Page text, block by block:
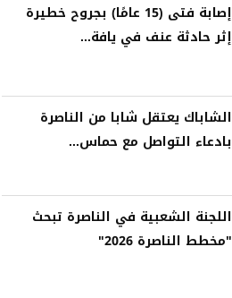
إصابة فتى (15 عامًا) بجروح خطيرة
إثر حادثة عنف في يافة...
الشاباك يعتقل شابا من الناصرة
بادعاء التواصل مع حماس...
اللجنة الشعبية في الناصرة تبحث
"مخطط الناصرة 2026"